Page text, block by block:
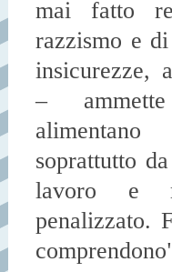
mai fatto
razzismo e
insicurezze,
–
soprattutto
lavoro e
penalizzato.